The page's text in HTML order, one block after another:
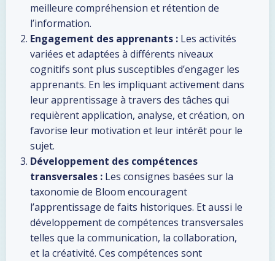
meilleure compréhension et rétention de
l’information.
Engagement des apprenants : Les activités
variées et adaptées à différents niveaux
cognitifs sont plus susceptibles d’engager les
apprenants. En les impliquant activement dans
leur apprentissage à travers des tâches qui
requièrent application, analyse, et création, on
favorise leur motivation et leur intérêt pour le
sujet.
Développement des compétences
transversales : Les consignes basées sur la
taxonomie de Bloom encouragent
l’apprentissage de faits historiques. Et aussi le
développement de compétences transversales
telles que la communication, la collaboration,
et la créativité. Ces compétences sont